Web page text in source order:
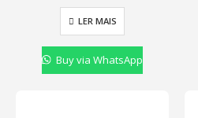
LER MAIS
Buy via WhatsApp